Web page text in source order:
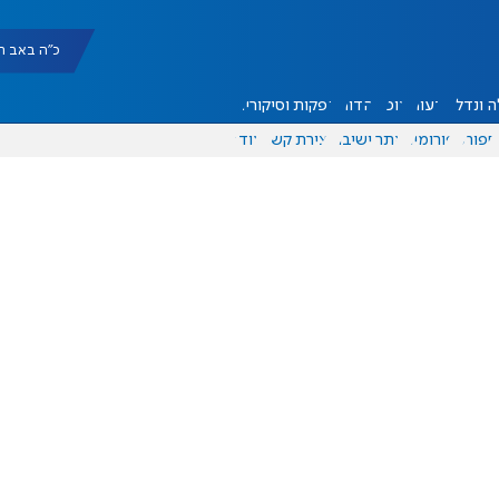
כ"ה באב תשפ"ו
ונדל"ן דעות אוכל יהדות הפקות וסיקורים
ספורט פורומים אתר ישיבה יצירת קשר עוד